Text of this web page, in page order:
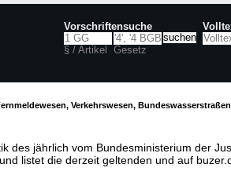
Vorschriftensuche
§ / Artikel Gesetz
Verkehrswesen, Bundeswasserstraßen
des jährlich vom Bundesministerium der
listet die derzeit geltenden und auf